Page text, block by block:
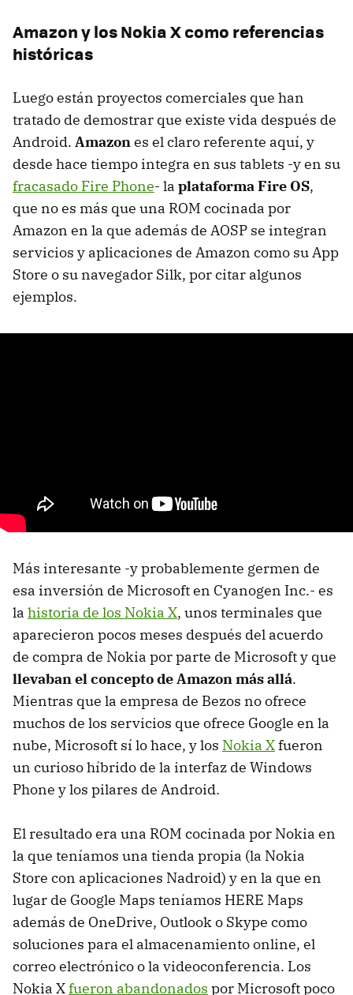
Amazon y los Nokia X como referencias
históricas
Luego están proyectos comerciales que han
tratado de demostrar que existe vida después de
Android. Amazones el claro referente aquí, y
desde hace tiempo integra en sus tablets -y en su
fracasado Fire Phone- la plataforma Fire OS,
que no es más que una ROM cocinada por
Amazon en la que además de AOSP se integran
servicios y aplicaciones de Amazon como su App
Store o su navegador Silk, por citar algunos
ejemplos.
Más interesante -y probablemente germen de
esa inversión de Microsoft en Cyanogen Inc.- es
la historia de los Nokia X, unos terminales que
aparecieron pocos meses después del acuerdo
de compra de Nokia por parte de Microsoft y que
llevaban el concepto de Amazon más allá.
Mientras que la empresa de Bezos no ofrece
muchos de los servicios que ofrece Google en la
nube, Microsoft sí lo hace, y los Nokia Xfueron
un curioso híbrido de la interfaz de Windows
Phone y los pilares de Android.
El resultado era una ROM cocinada por Nokia en
la que teníamos una tienda propia (la Nokia
Store con aplicaciones Nadroid) y en la que en
lugar de Google Maps teníamos HERE Maps
además de OneDrive, Outlook o Skype como
soluciones para el almacenamiento online, el
correo electrónico o la videoconferencia. Los
Nokia Xfueron abandonados por Microsoft poco